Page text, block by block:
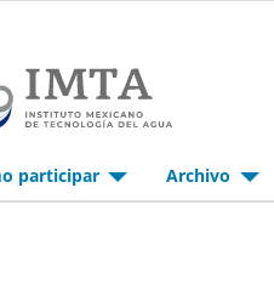
participar Archivo